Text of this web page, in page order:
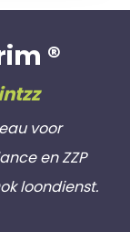
®
voor
en ZZP
loondienst.